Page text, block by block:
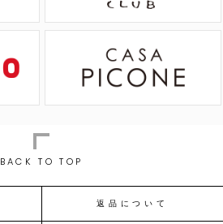
BACK TO TOP
返品について